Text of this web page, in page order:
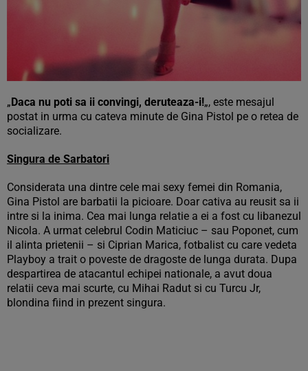
„Daca nu poti sa ii convingi, deruteaza-i!„, este mesajul
postat in urma cu cateva minute de Gina Pistol pe o retea de
socializare.
Singura de Sarbatori
Considerata una dintre cele mai sexy femei din Romania,
Gina Pistol are barbatii la picioare. Doar cativa au reusit sa ii
intre si la inima. Cea mai lunga relatie a ei a fost cu libanezul
Nicola. A urmat celebrul Codin Maticiuc – sau Poponet, cum
il alinta prietenii – si Ciprian Marica, fotbalist cu care vedeta
Playboy a trait o poveste de dragoste de lunga durata. Dupa
despartirea de atacantul echipei nationale, a avut doua
relatii ceva mai scurte, cu Mihai Radut si cu Turcu Jr,
blondina fiind in prezent singura.